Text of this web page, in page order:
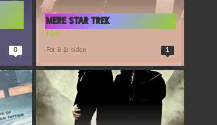
0
Mere Star Trek
Film
For 8 år siden 1